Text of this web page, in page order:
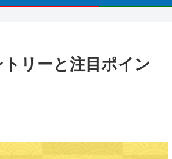
トリーと注目ポイン